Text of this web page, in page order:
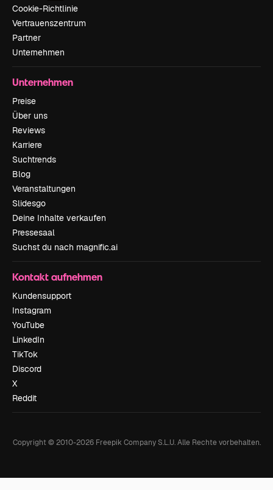
Cookie-Richtlinie
Vertrauenszentrum
Partner
Unternehmen
Unternehmen
Preise
Über uns
Reviews
Karriere
Suchtrends
Blog
Veranstaltungen
Slidesgo
Deine Inhalte verkaufen
Pressesaal
Suchst du nach magnific.ai
Kontakt aufnehmen
Kundensupport
Instagram
YouTube
LinkedIn
TikTok
Discord
X
Reddit
Copyright © 2010-2026Freepik Company S.L.U. Alle Rechte vorbehalten.